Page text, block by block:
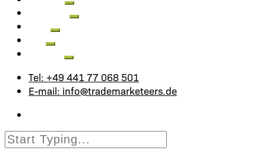
Tel: +49 441 77 068 501
E-mail: info@trademarketeers.de